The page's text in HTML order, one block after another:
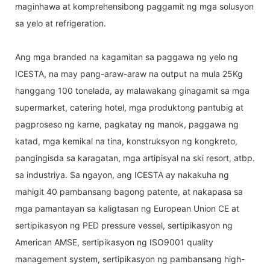
maginhawa at komprehensibong paggamit ng mga solusyon
sa yelo at refrigeration.
Ang mga branded na kagamitan sa paggawa ng yelo ng
ICESTA, na may pang-araw-araw na output na mula 25Kg
hanggang 100 tonelada, ay malawakang ginagamit sa mga
supermarket, catering hotel, mga produktong pantubig at
pagproseso ng karne, pagkatay ng manok, paggawa ng
katad, mga kemikal na tina, konstruksyon ng kongkreto,
pangingisda sa karagatan, mga artipisyal na ski resort, atbp.
sa industriya. Sa ngayon, ang ICESTA ay nakakuha ng
mahigit 40 pambansang bagong patente, at nakapasa sa
mga pamantayan sa kaligtasan ng European Union CE at
sertipikasyon ng PED pressure vessel, sertipikasyon ng
American AMSE, sertipikasyon ng ISO9001 quality
management system, sertipikasyon ng pambansang high-